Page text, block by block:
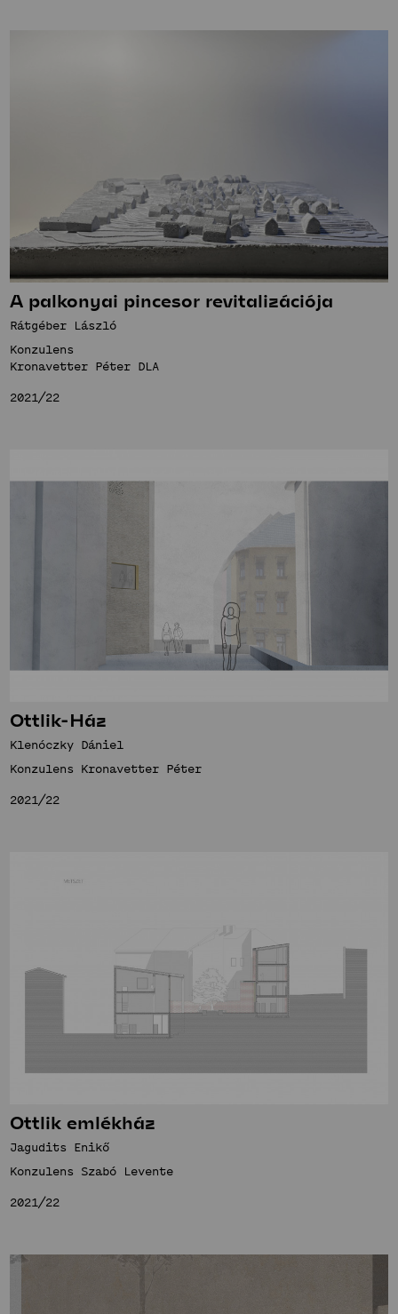
A palkonyai pincesor revitalizációja
Rátgéber László
Konzulens
Kronavetter Péter DLA
2021/22
Ottlik-Ház
Klenóczky Dániel
Konzulens Kronavetter Péter
2021/22
Ottlik emlékház
Jagudits Enikő
Konzulens Szabó Levente
2021/22